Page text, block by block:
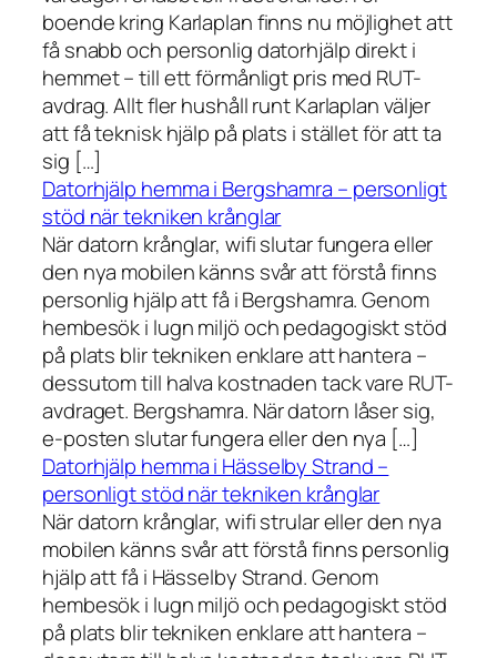
boende kring Karlaplan finns nu möjlighet att
få snabb och personlig datorhjälp direkt i
hemmet – till ett förmånligt pris med RUT-
avdrag. Allt fler hushåll runt Karlaplan väljer
att få teknisk hjälp på plats i stället för att ta
sig […]
Datorhjälp hemma i Bergshamra – personligt
stöd när tekniken krånglar
När datorn krånglar, wifi slutar fungera eller
den nya mobilen känns svår att förstå finns
personlig hjälp att få i Bergshamra. Genom
hembesök i lugn miljö och pedagogiskt stöd
på plats blir tekniken enklare att hantera –
dessutom till halva kostnaden tack vare RUT-
avdraget. Bergshamra. När datorn låser sig,
e-posten slutar fungera eller den nya […]
Datorhjälp hemma i Hässelby Strand –
personligt stöd när tekniken krånglar
När datorn krånglar, wifi strular eller den nya
mobilen känns svår att förstå finns personlig
hjälp att få i Hässelby Strand. Genom
hembesök i lugn miljö och pedagogiskt stöd
på plats blir tekniken enklare att hantera –